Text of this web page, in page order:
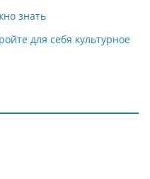
знать
для себя культурное